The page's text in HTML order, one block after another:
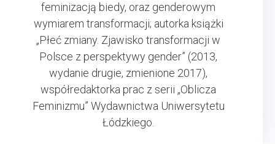
feminizacją biedy, oraz genderowym
wymiarem transformacji; autorka książki
„Płeć zmiany. Zjawisko transformacji w
Polsce z perspektywy gender” (2013,
wydanie drugie, zmienione 2017),
współredaktorka prac z serii „Oblicza
Feminizmu” Wydawnictwa Uniwersytetu
Łódzkiego.